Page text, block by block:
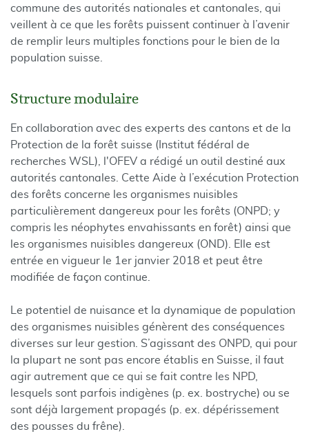
commune des autorités nationales et cantonales, qui
veillent à ce que les forêts puissent continuer à l’avenir
de remplir leurs multiples fonctions pour le bien de la
population suisse.
Structure modulaire
En collaboration avec des experts des cantons et de la
Protection de la forêt suisse (Institut fédéral de
recherches WSL), l'OFEV a rédigé un outil destiné aux
autorités cantonales. Cette Aide à l’exécution Protection
des forêts concerne les organismes nuisibles
particulièrement dangereux pour les forêts (ONPD; y
compris les néophytes envahissants en forêt) ainsi que
les organismes nuisibles dangereux (OND). Elle est
entrée en vigueur le 1er janvier 2018 et peut être
modifiée de façon continue.
Le potentiel de nuisance et la dynamique de population
des organismes nuisibles génèrent des conséquences
diverses sur leur gestion. S’agissant des ONPD, qui pour
la plupart ne sont pas encore établis en Suisse, il faut
agir autrement que ce qui se fait contre les NPD,
lesquels sont parfois indigènes (p. ex. bostryche) ou se
sont déjà largement propagés (p. ex. dépérissement
des pousses du frêne).